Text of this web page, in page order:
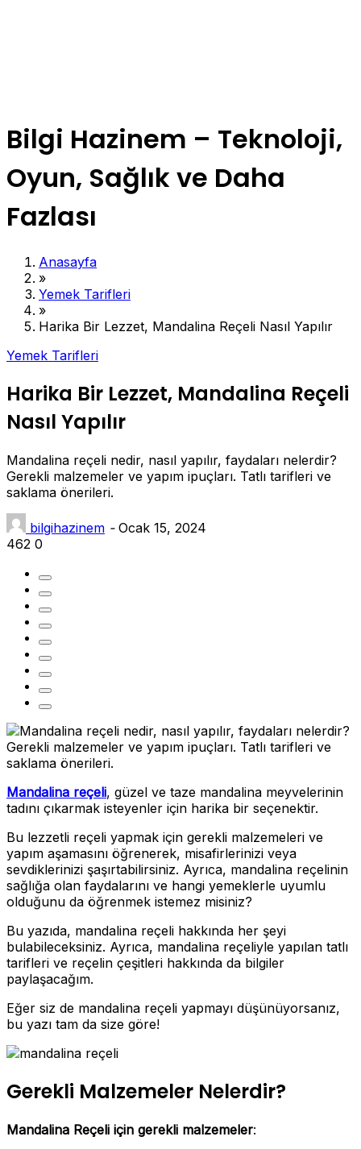
Bilgi Hazinem – Teknoloji,
Oyun, Sağlık ve Daha
Fazlası
Anasayfa
»
Yemek Tarifleri
»
Harika Bir Lezzet, Mandalina Reçeli Nasıl Yapılır
Yemek Tarifleri
Harika Bir Lezzet, Mandalina Reçeli
Nasıl Yapılır
Mandalina reçeli nedir, nasıl yapılır, faydaları nelerdir?
Gerekli malzemeler ve yapım ipuçları. Tatlı tarifleri ve
saklama önerileri.
bilgihazinem - Ocak 15, 2024
462 0
Mandalina reçeli, güzel ve taze mandalina meyvelerinin
tadını çıkarmak isteyenler için harika bir seçenektir.
Bu lezzetli reçeli yapmak için gerekli malzemeleri ve
yapım aşamasını öğrenerek, misafirlerinizi veya
sevdiklerinizi şaşırtabilirsiniz. Ayrıca, mandalina reçelinin
sağlığa olan faydalarını ve hangi yemeklerle uyumlu
olduğunu da öğrenmek istemez misiniz?
Bu yazıda, mandalina reçeli hakkında her şeyi
bulabileceksiniz. Ayrıca, mandalina reçeliyle yapılan tatlı
tarifleri ve reçelin çeşitleri hakkında da bilgiler
paylaşacağım.
Eğer siz de mandalina reçeli yapmayı düşünüyorsanız,
bu yazı tam da size göre!
Gerekli Malzemeler Nelerdir?
Mandalina Reçeli için gerekli malzemeler: